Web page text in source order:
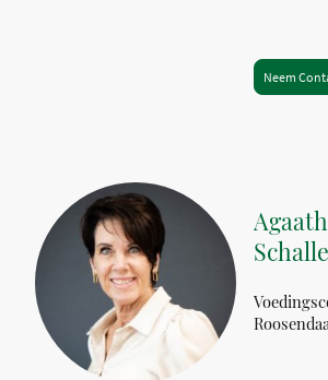
Neem
Agaath